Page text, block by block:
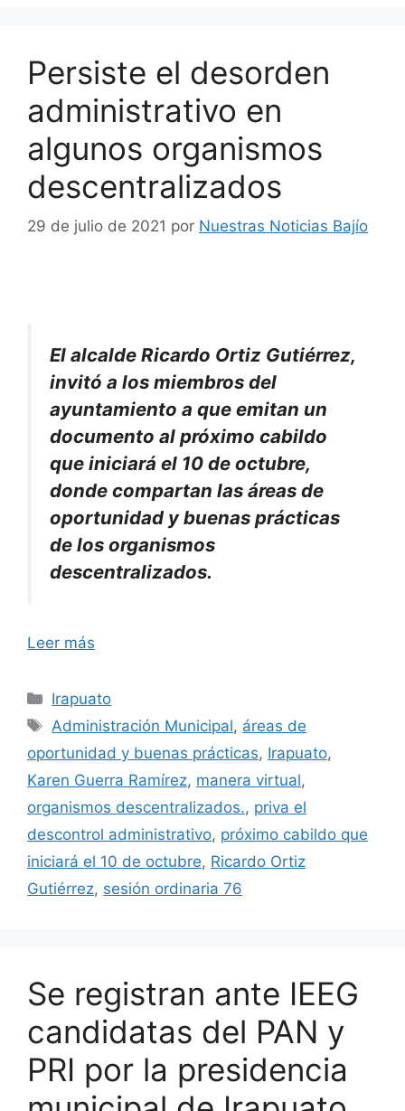
Persiste el desorden
administrativo en
algunos organismos
descentralizados
29 de julio de 2021 por Nuestras Noticias Bajío
El alcalde Ricardo Ortiz Gutiérrez,
invitó a los miembros del
ayuntamiento a que emitan un
documento al próximo cabildo
que iniciará el 10 de octubre,
donde compartan las áreas de
oportunidad y buenas prácticas
de los organismos
descentralizados.
Leer más
Categorías
Irapuato
Etiquetas
Administración Municipal, áreas de
oportunidad y buenas prácticas, Irapuato,
Karen Guerra Ramírez, manera virtual,
organismos descentralizados., priva el
descontrol administrativo, próximo cabildo que
iniciará el 10 de octubre, Ricardo Ortiz
Gutiérrez, sesión ordinaria 76
Se registran ante IEEG
candidatas del PAN y
PRI por la presidencia